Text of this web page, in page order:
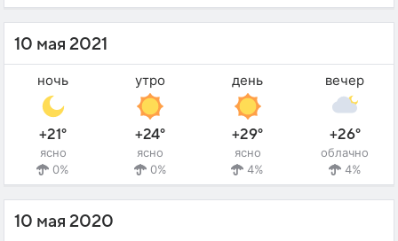
10 мая 2021
ночь
+21°
ясно
0%
утро
+24°
ясно
0%
день
+29°
ясно
4%
вечер
+26°
облачно
4%
10 мая 2020